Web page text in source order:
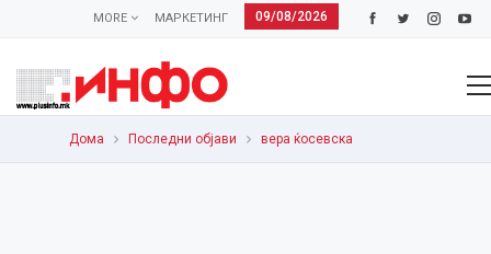
09/08/2026
МАРКЕТИНГ
MORE
Дома Последни објави вера ќосевска